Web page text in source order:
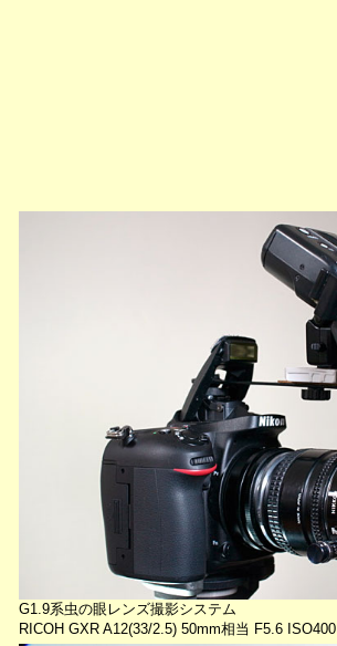
G1.9系虫の眼レンズ撮影システム
RICOH GXR A12(33/2.5) 50mm相当 F5.6 ISO400